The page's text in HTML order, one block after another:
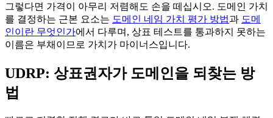
그렇다면 가격이 아무리 저렴해도 손을 떼십시오. 도메인 가치
를 결정하는 근본 요소는 도메인 네임 가치 평가 방법과 도메
인이란 무엇인가에서 다루며, 상표 테스트를 통과하지 못하는
이름은 부채이므로 가치가 마이너스입니다.
UDRP: 상표권자가 도메인을 되찾는 방
법